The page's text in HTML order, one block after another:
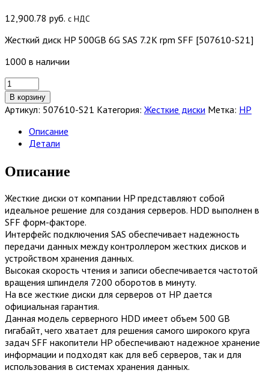
12,900.78 руб. с НДС
Жесткий диск HP 500GB 6G SAS 7.2K rpm SFF [507610-S21]
1000 в наличии
Количество
товара
Жесткий
диск
500GB
SAS
7.2K
SFF
[507610-
S21]
В корзину
Артикул: 507610-S21 Категория: Жесткие диски Метка: HP
Описание
Детали
Описание
Жесткие диски от компании HP представляют собой
идеальное решение для создания серверов. HDD выполнен в
SFF форм-факторе.
Интерфейс подключения SAS обеспечивает надежность
передачи данных между контроллером жестких дисков и
устройством хранения данных.
Высокая скорость чтения и записи обеспечивается частотой
вращения шпинделя 7200 оборотов в минуту.
На все жесткие диски для серверов от HP дается
официальная гарантия.
Данная модель серверного HDD имеет объем 500 GB
гигабайт, чего хватает для решения самого широкого круга
задач SFF накопители HP обеспечивают надежное хранение
информации и подходят как для веб серверов, так и для
использования в системах хранения данных.